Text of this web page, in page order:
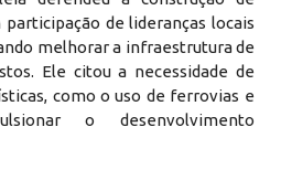
de lideranças locais
melhorar a infraestrutura de
Ele citou a necessidade de
como o uso de ferrovias e
o desenvolvimento